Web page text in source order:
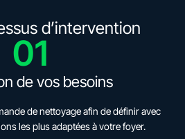
d’intervention
01
de vos besoins
de nettoyage afin de définir avec
les plus adaptées à votre foyer.